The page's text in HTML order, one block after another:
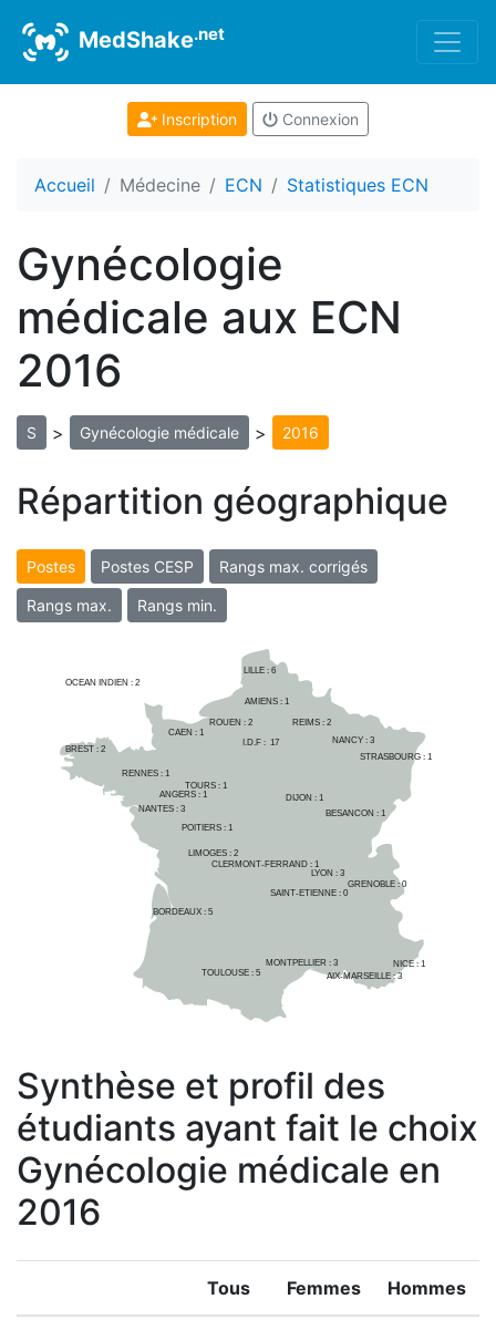
MedShake.net
Inscription Connexion
Accueil Médecine ECN Statistiques ECN
Gynécologie
médicale aux ECN
2016
S > Gynécologie médicale > 2016
Répartition géographique
Postes Postes CESP Rangs max. corrigés
Rangs max. Rangs min.
AMIENS : 1
LILLE : 6
I.D.F : 17
AIX-MARSEILLE : 3
ANGERS : 1
OCEAN INDIEN : 2
BESANCON : 1
BORDEAUX : 5
BREST : 2
CAEN : 1
CLERMONT-FERRAND : 1
DIJON : 1
GRENOBLE : 0
LIMOGES : 2
LYON : 3
MONTPELLIER : 3
NANCY : 3
NANTES : 3
NICE : 1
POITIERS : 1
REIMS : 2
RENNES : 1
ROUEN : 2
SAINT-ETIENNE : 0
STRASBOURG : 1
TOULOUSE : 5
TOURS : 1
Synthèse et profil des
étudiants ayant fait le choix
Gynécologie médicale en
2016
Tous Femmes Hommes